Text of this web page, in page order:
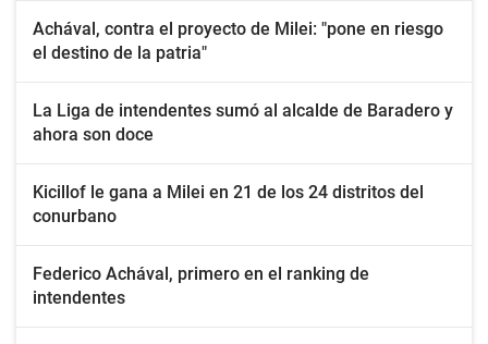
Achával, contra el proyecto de Milei: "pone en riesgo
el destino de la patria"
La Liga de intendentes sumó al alcalde de Baradero y
ahora son doce
Kicillof le gana a Milei en 21 de los 24 distritos del
conurbano
Federico Achával, primero en el ranking de
intendentes